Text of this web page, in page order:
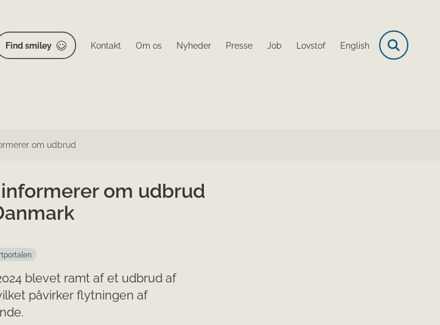
Find smiley Kontakt Om os Nyheder Presse Job Lovstof English
om udbrud
om udbrud
blevet ramt af et udbrud af
påvirker flytningen af